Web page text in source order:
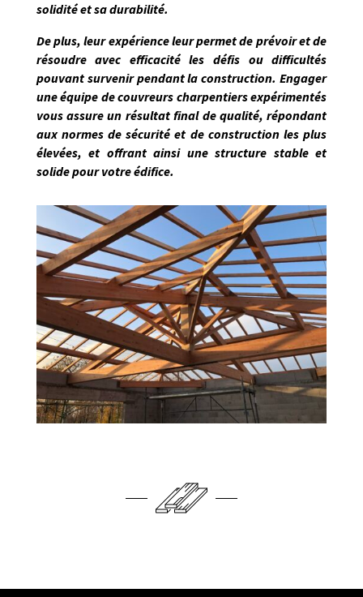
solidité et sa durabilité.
De plus, leur expérience leur permet de prévoir et de
résoudre avec efficacité les défis ou difficultés
pouvant survenir pendant la construction. Engager
une équipe de couvreurs charpentiers expérimentés
vous assure un résultat final de qualité, répondant
aux normes de sécurité et de construction les plus
élevées, et offrant ainsi une structure stable et
solide pour votre édifice.